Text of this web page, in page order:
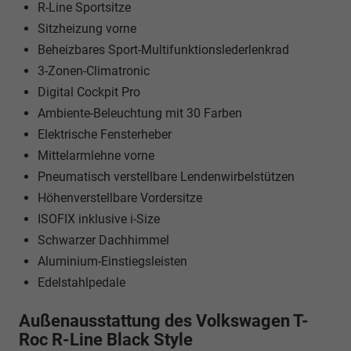
R-Line Sportsitze
Sitzheizung vorne
Beheizbares Sport-Multifunktionslederlenkrad
3-Zonen-Climatronic
Digital Cockpit Pro
Ambiente-Beleuchtung mit 30 Farben
Elektrische Fensterheber
Mittelarmlehne vorne
Pneumatisch verstellbare Lendenwirbelstützen
Höhenverstellbare Vordersitze
ISOFIX inklusive i-Size
Schwarzer Dachhimmel
Aluminium-Einstiegsleisten
Edelstahlpedale
Außenausstattung des Volkswagen T-
Roc R-Line Black Style